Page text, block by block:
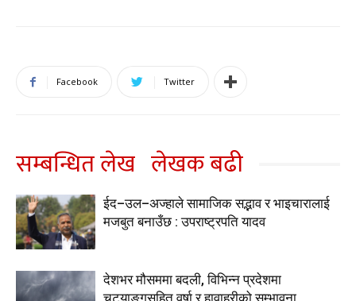
Facebook Twitter
सम्बन्धित लेख लेखक बढी
ईद–उल–अज्हाले सामाजिक सद्भाव र भाइचारालाई
मजबुत बनाउँछ : उपराष्ट्रपति यादव
देशभर मौसममा बदली, विभिन्न प्रदेशमा
चट्याङ्गसहित वर्षा र हावाहुरीको सम्भावना